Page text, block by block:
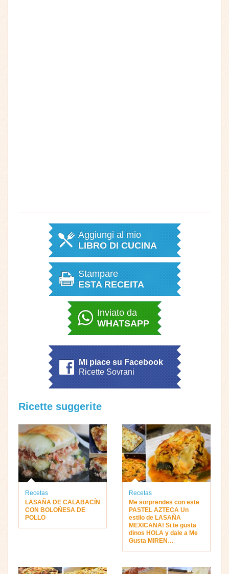
Aggiungi al mio
LIBRO DI CUCINA
Stampare
ESTA RECEITA
Inviato da
WHATSAPP
Mi piace su Facebook
Ricette Sovrani
Ricette suggerite
Recetas
LASAÑA DE CALABACÍN
CON BOLOÑESA DE
POLLO
Recetas
Me sorprendes con este
PASTEL AZTECA Un
estilo de LASAÑA
MEXICANA! Si te gusta
dinos HOLA y dale a Me
Gusta MIREN…